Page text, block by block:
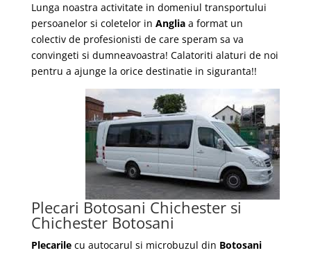
Lunga noastra activitate in domeniul transportului
persoanelor si coletelor in Angliaa format un
colectiv de profesionisti de care speram sa va
convingeti si dumneavoastra! Calatoriti alaturi de noi
pentru a ajunge la orice destinatie in siguranta!!
Plecari Botosani Chichester si
Chichester Botosani
Plecarilecu autocarul si microbuzul din Botosani